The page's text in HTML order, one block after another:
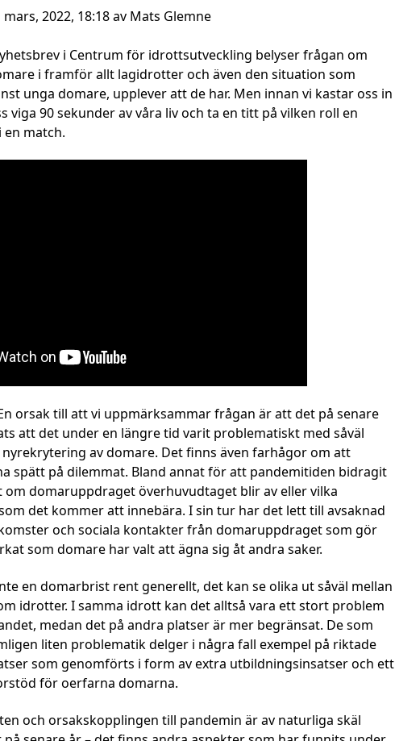
2022, 18:18 av Mats Glemne
i Centrum för idrottsutveckling belyser frågan om
i framför allt lagidrotter och även den situation som
unga domare, upplever att de har. Men innan vi kastar oss in
viga 90 sekunder av våra liv och ta en titt på vilken roll en
en match.
orsak till att vi uppmärksammar frågan är att det på senare
att det under en längre tid varit problematiskt med såväl
av domare. Det finns även farhågor om att
spätt på dilemmat. Bland annat för att pandemitiden bidragit
om domaruppdraget överhuvudtaget blir av eller vilka
det kommer att innebära. I sin tur har det lett till avsaknad
och sociala kontakter från domaruppdraget som gör
som domare har valt att ägna sig åt andra saker.
en domarbrist rent generellt, det kan se olika ut såväl mellan
idrotter. I samma idrott kan det alltså vara ett stort problem
medan det på andra platser är mer begränsat. De som
liten problematik delger i några fall exempel på riktade
som genomförts i form av extra utbildningsinsatser och ett
för oerfarna domarna.
och orsakskopplingen till pandemin är av naturliga skäl